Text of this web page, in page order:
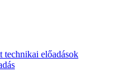
technikai előadások